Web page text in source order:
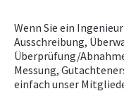
Wenn Sie ein
Ausschreibung,
Überprüfung/
Messung,
einfach unser